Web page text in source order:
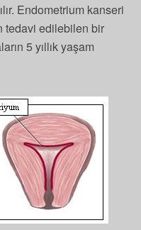
Endometrium kanseri
tedavi edilebilen bir
5 yıllık yaşam